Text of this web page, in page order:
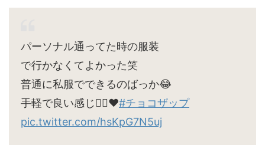
パーソナル通ってた時の服装
で行かなくてよかった笑
普通に私服でできるのばっか😂
手軽で良い感じ🙆‍♀️♥#チョコザップ
pic.twitter.com/hsKpG7N5uj